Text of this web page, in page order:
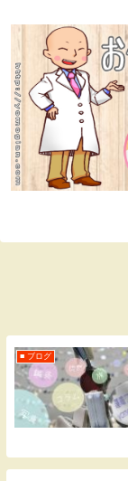
■ ブログ